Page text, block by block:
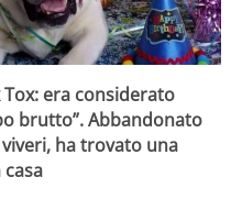
Tox: era considerato
brutto”. Abbandonato
ha trovato una
casa